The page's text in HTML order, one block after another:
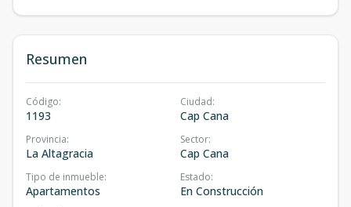
Resumen
Código:
1193
Ciudad:
Cap Cana
Provincia:
La Altagracia
Sector:
Cap Cana
Tipo de inmueble:
Apartamentos
Estado:
En Construcción